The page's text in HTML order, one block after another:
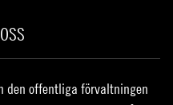
den offentliga förvaltningen